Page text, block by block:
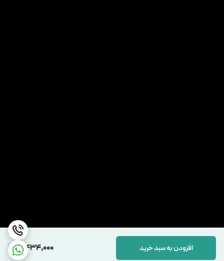
7,434,000 افزودن به سبد خرید